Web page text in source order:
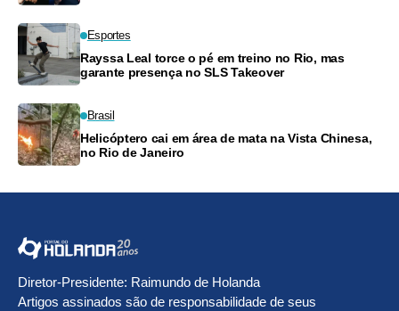
Esportes
Rayssa Leal torce o pé em treino no Rio, mas
garante presença no SLS Takeover
Brasil
Helicóptero cai em área de mata na Vista Chinesa,
no Rio de Janeiro
Diretor-Presidente: Raimundo de Holanda
Artigos assinados são de responsabilidade de seus